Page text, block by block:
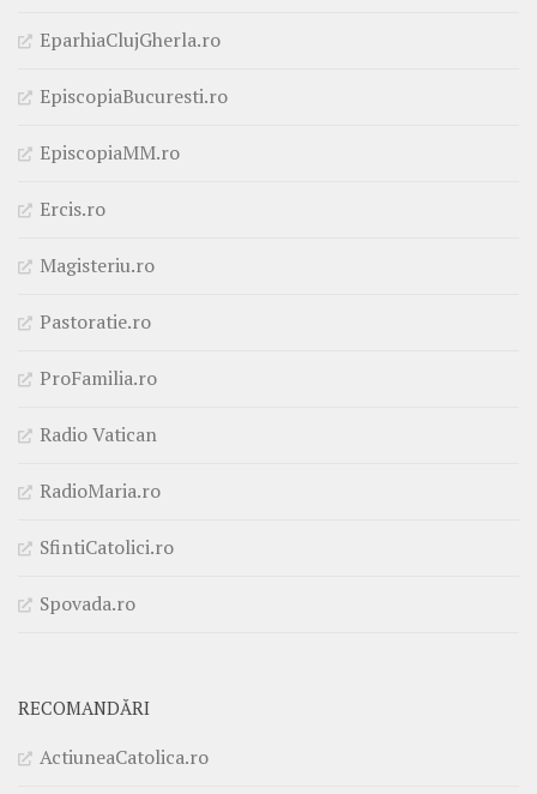
EparhiaClujGherla.ro
EpiscopiaBucuresti.ro
EpiscopiaMM.ro
Ercis.ro
Magisteriu.ro
Pastoratie.ro
ProFamilia.ro
Radio Vatican
RadioMaria.ro
SfintiCatolici.ro
Spovada.ro
RECOMANDĂRI
ActiuneaCatolica.ro